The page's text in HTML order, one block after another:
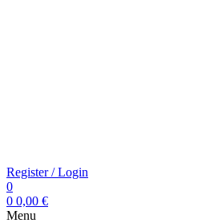
Register / Login
0
0 0,00 €
Menu